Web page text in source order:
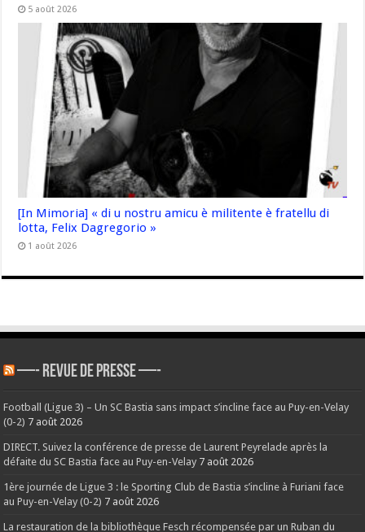
5 août 2026
[In Mimoria] « di u nostru amicu è militente è fratellu di
lotta, Felix Dagregorio »
1 août 2026
—- REVUE DE PRESSE —-
Football (Ligue 3) – Un SC Bastia sans impact s’incline face au Puy-en-Velay
(0-2) 7 août 2026
DIRECT. Suivez la conférence de presse de Laurent Peyrelade après la
défaite du SC Bastia face au Puy-en-Velay 7 août 2026
1ère journée de Ligue 3 : le Sporting Club de Bastia s’incline à Furiani face
au Puy-en-Velay (0-2) 7 août 2026
La restauration de la bibliothèque Fesch récompensée par un Ruban du